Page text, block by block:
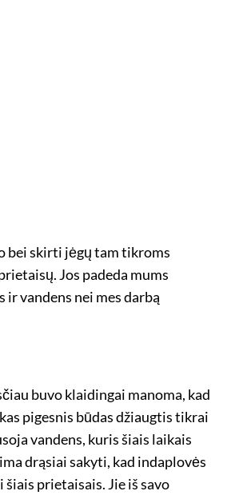
bei skirti jėgų tam tikroms
Jos padeda mums
vandens nei mes darbą
buvo klaidingai manoma, kad
pigesnis būdas džiaugtis tikrai
vandens, kuris šiais laikais
drąsiai sakyti, kad indaplovės
prietaisais. Jie iš savo